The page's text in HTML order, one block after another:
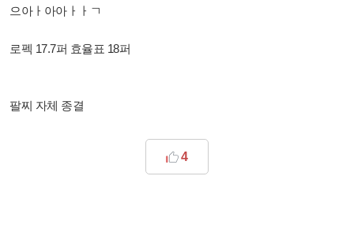
으아ㅏ아아ㅏㅏㄱ
로펙 17.7퍼 효율표 18퍼
팔찌 자체 종결
4